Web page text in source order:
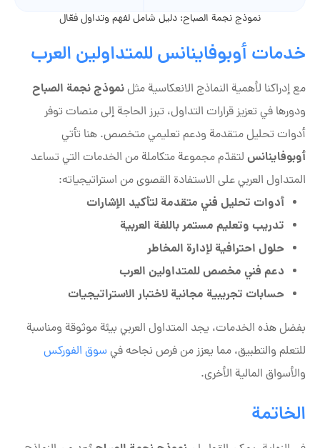
نموذج نجمة الصباح: دليل شامل لفهم وتداول فعّال
خدمات أوبوفاينانس للمتداولين العرب
مع إدراكنا لأهمية النماذج الانعكاسية مثلنموذج نجمة الصباح
ودورها في تعزيز قرارات التداول، تبرز الحاجة إلى منصات توفر
أدوات تحليل متقدمة ودعم تعليمي متخصص. هنا تأتي
أوبوفاينانس لتقدّم مجموعة متكاملة من الخدمات التي تساعد
المتداول العربي على الاستفادة القصوى من استراتيجياته:
أدوات تحليل فني متقدمة لتأكيد الإشارات
تدريب وتعليم مستمر باللغة العربية
حلول احترافية لإدارة المخاطر
دعم فني مخصص للمتداولين العرب
حسابات تجريبية مجانية لاختبار الاستراتيجيات
بفضل هذه الخدمات، يجد المتداول العربي بيئة موثوقة ومناسبة
للتعلم والتطبيق، مما يعزز من فرص نجاحه فيسوق الفوركس
والأسواق المالية الأخرى.
الخاتمة